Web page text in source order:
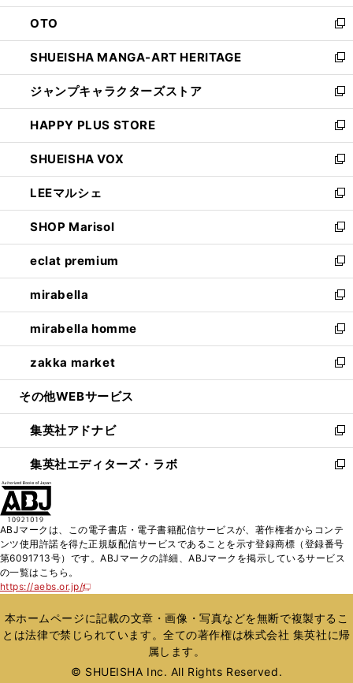
ウ
で
開
く
ン
ド
ウ
で
開
く
OTO
新
し
い
ウ
ィ
ン
ド
ウ
で
開
く
SHUEISHA MANGA-ART HERITAGE
新
し
い
ウ
ィ
ン
ド
ウ
で
開
く
ジャンプキャラクターズストア
新
し
い
ウ
ィ
ン
ド
ウ
で
開
く
HAPPY PLUS STORE
新
し
い
ウ
ィ
ン
ド
ウ
で
開
く
SHUEISHA VOX
新
し
い
ウ
ィ
ン
ド
ウ
で
開
く
LEEマルシェ
新
し
い
ウ
ィ
ン
ド
ウ
で
開
く
SHOP Marisol
新
し
い
ウ
ィ
ン
ド
ウ
で
開
eclat premium
新
し
い
ウ
ィ
ン
ド
ウ
開
く
mirabella
新
し
い
ウ
ィ
ン
ウ
で
開
く
mirabella homme
新
し
い
ウ
ン
ド
ウ
で
zakka market
新
し
ウ
ィ
ン
ド
く
その他WEBサービス
集英社アドナビ
新
し
い
ド
ウ
で
集英社エディターズ・ラボ
新
ィ
ン
ド
開
く
ABJマークは、この電子書店・電子書籍配信サービスが、著作権者からコンテ
ンツ使用許諾を得た正規版配信サービスであることを示す登録商標（登録番号
第6091713号）です。ABJマークの詳細、ABJマークを掲示しているサービス
の一覧はこちら。
https://aebs.or.jp/
新
い
ウ
ィ
ウ
本ホームページに記載の文章・画像・写真などを無断で複製するこ
とは法律で禁じられています。全ての著作権は株式会社 集英社に帰
属します。
© SHUEISHA Inc. All Rights Reserved.